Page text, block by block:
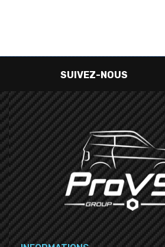
SUIVEZ-NOUS